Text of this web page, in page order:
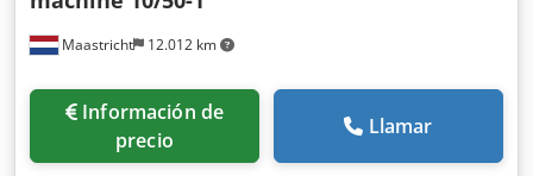
Maastricht 12.012 km
Información de
precio
Llamar